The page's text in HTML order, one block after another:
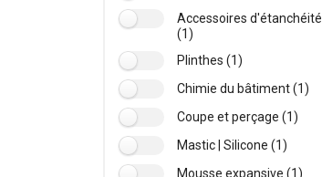
Accessoires d'étanchéité
(1)
Plinthes (1)
Chimie du bâtiment (1)
Coupe et perçage (1)
Mastic | Silicone (1)
Mousse expansive (1)